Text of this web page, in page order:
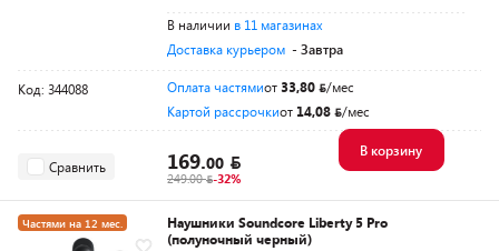
В наличии в 11 магазинах
Доставка курьером - Завтра
Код: 344088 Оплата частямиот33,80
/мес
Картой рассрочкиот 14,08 /мес
Сравнить 169.00
249.00 -32%
В корзину
Частями на 12 мес.
Наушники Soundcore Liberty 5 Pro
(полуночный черный)